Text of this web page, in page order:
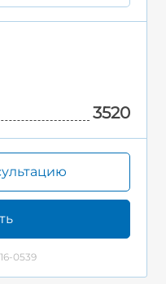
3520
0539